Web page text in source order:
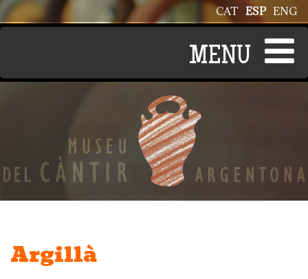
Pasar al contenido principal ENG
ESP
CAT
Argillà